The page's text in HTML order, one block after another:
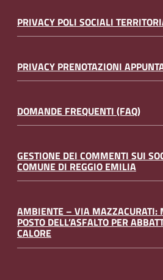
PRIVACY POLI SOCIALI
PRIVACY PRENOTAZIONI
DOMANDE FREQUENTI (FAQ)
GESTIONE DEI COMMENTI SUI
COMUNE DI REGGIO EMILIA
AMBIENTE – VIA MAZZACURATI:
POSTO DELL’ASFALTO PER
CALORE